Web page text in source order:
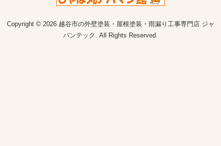
Copyright © 2026 越谷市の外壁塗装・屋根塗装・雨漏り工事専門店 ジャ
パンテック. All Rights Reserved.